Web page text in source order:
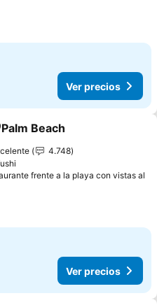
Ver precios
a favoritos
Beach
4.748
frente a la playa con vistas al
Ver precios